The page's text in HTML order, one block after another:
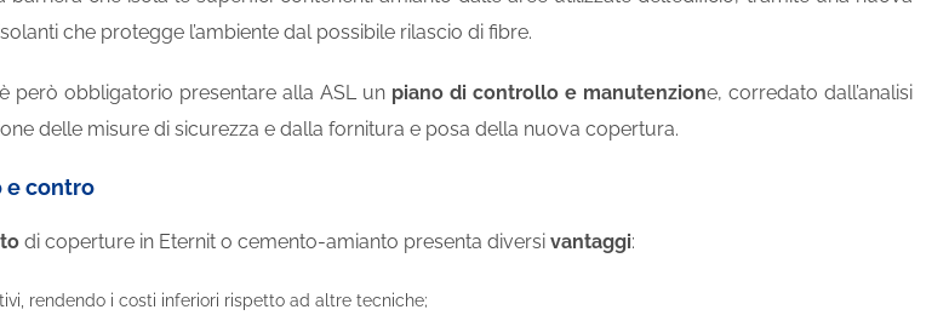
che protegge l’ambiente dal possibile rilascio di fibre.
però obbligatorio presentare alla ASL un piano di controllo e manutenzione, corredato dall’analisi
delle misure di sicurezza e dalla fornitura e posa della nuova copertura.
e contro
di coperture in Eternit o cemento-amianto presenta diversi vantaggi:
rendendo i costi inferiori rispetto ad altre tecniche;